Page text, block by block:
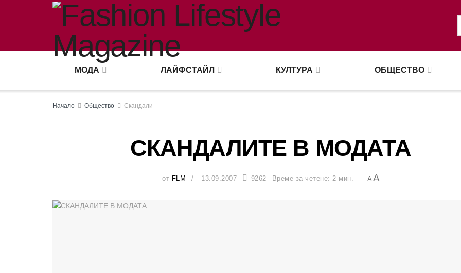
МОДА ЛАЙФСТАЙЛ КУЛТУРА ОБЩЕСТВО
Начало Общество Скандали
СКАНДАЛИТЕ В МОДАТА
от FLM 13.09.2007 9262 Време за четене: 2 мин. AA